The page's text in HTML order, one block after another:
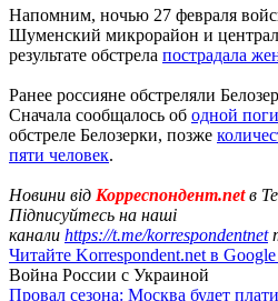
Напомним, ночью 27 февраля
Шуменский микрорайон и
результате обстрела пострадала
Ранее россияне обстреляли
Сначала сообщалось об одной
обстреле Белозерки, позже
пяти человек.
Новини від Корреспондент.netв
Підписуйтесь на наші
канали https://t.me/korrespondentnet
Читайте Korrespondent.net в
Война России с Украиной
Провал сезона: Москва будет